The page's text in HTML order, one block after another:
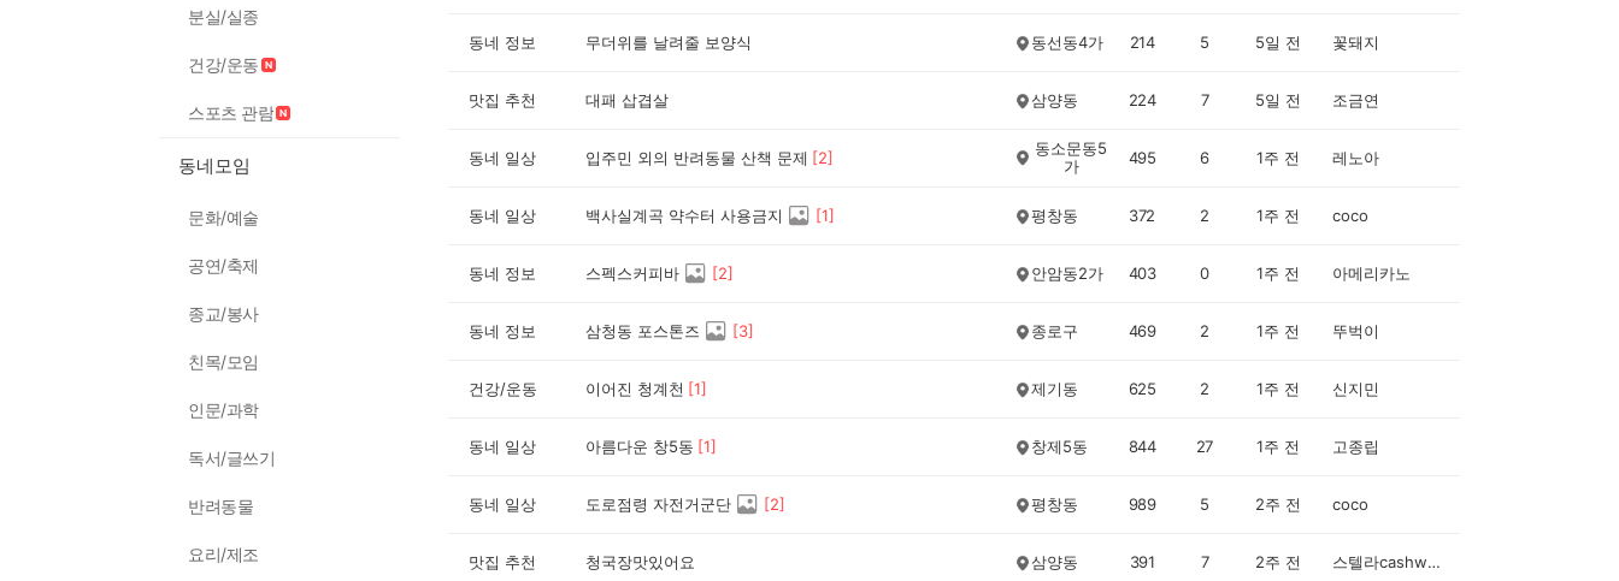
분실/실종
건강/운동
스포츠 관람
동네모임
문화/예술
공연/축제
종교/봉사
친목/모임
인문/과학
독서/글쓰기
반려동물
요리/제조
동네 정보 무더위를 날려줄 보양식 동선동4가 214 5 5일 전 꽃돼지
맛집 추천 대패 삽겹살 삼양동 224 7 5일 전 조금연
동네 일상 입주민 외의 반려동물 산책 문제 [2]
동소문동5
가
495 6 1주 전 레노아
동네 일상 백사실계곡 약수터 사용금지 [1] 평창동 372 2 1주 전 coco
동네 정보 스펙스커피바 [2] 안암동2가 403 0 1주 전 아메리카노
동네 정보 삼청동 포스톤즈 [3] 종로구 469 2 1주 전 뚜벅이
건강/운동 이어진 청계천 [1] 제기동 625 2 1주 전 신지민
동네 일상 아름다운 창5동 [1] 창제5동 844 27 1주 전 고종립
동네 일상 도로점령 자전거군단 [2] 평창동 989 5 2주 전 coco
맛집 추천 청국장맛있어요 삼양동 391 7 2주 전 스텔라cashwalker